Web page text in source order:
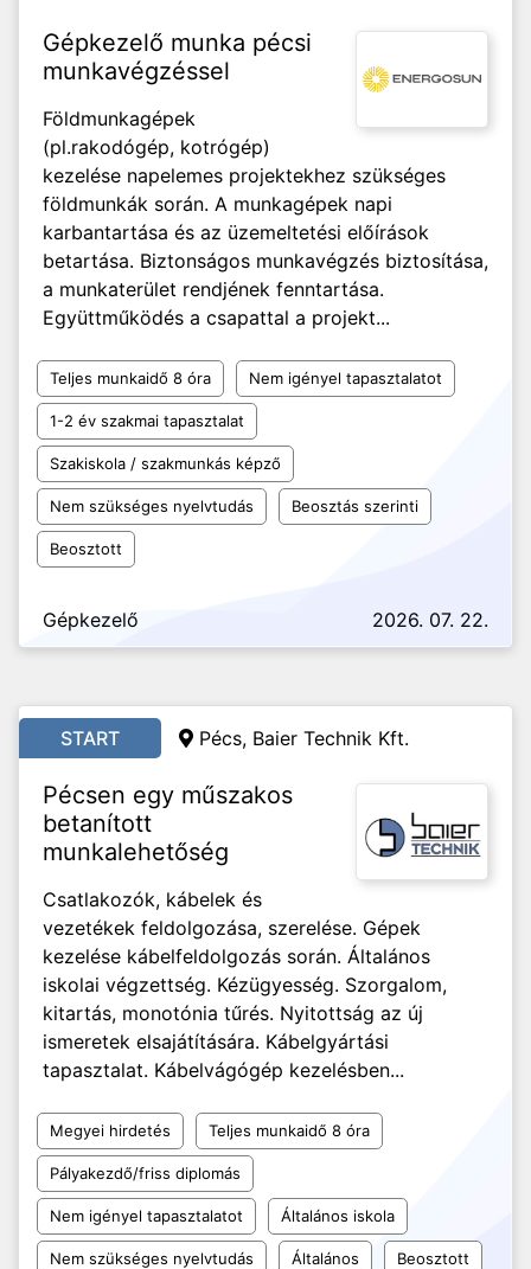
Gépkezelő munka pécsi
munkavégzéssel
Földmunkagépek
(pl.rakodógép, kotrógép)
kezelése napelemes projektekhez szükséges
földmunkák során. A munkagépek napi
karbantartása és az üzemeltetési előírások
betartása. Biztonságos munkavégzés biztosítása,
a munkaterület rendjének fenntartása.
Együttműködés a csapattal a projekt...
Teljes munkaidő 8 óra Nem igényel tapasztalatot
1-2 év szakmai tapasztalat
Szakiskola / szakmunkás képző
Nem szükséges nyelvtudás Beosztás szerinti
Beosztott
Gépkezelő 2026. 07. 22.
START Pécs, Baier Technik Kft.
Pécsen egy műszakos
betanított
munkalehetőség
Csatlakozók, kábelek és
vezetékek feldolgozása, szerelése. Gépek
kezelése kábelfeldolgozás során. Általános
iskolai végzettség. Kézügyesség. Szorgalom,
kitartás, monotónia tűrés. Nyitottság az új
ismeretek elsajátítására. Kábelgyártási
tapasztalat. Kábelvágógép kezelésben...
Megyei hirdetés Teljes munkaidő 8 óra
Pályakezdő/friss diplomás
Nem igényel tapasztalatot Általános iskola
Nem szükséges nyelvtudás Általános Beosztott